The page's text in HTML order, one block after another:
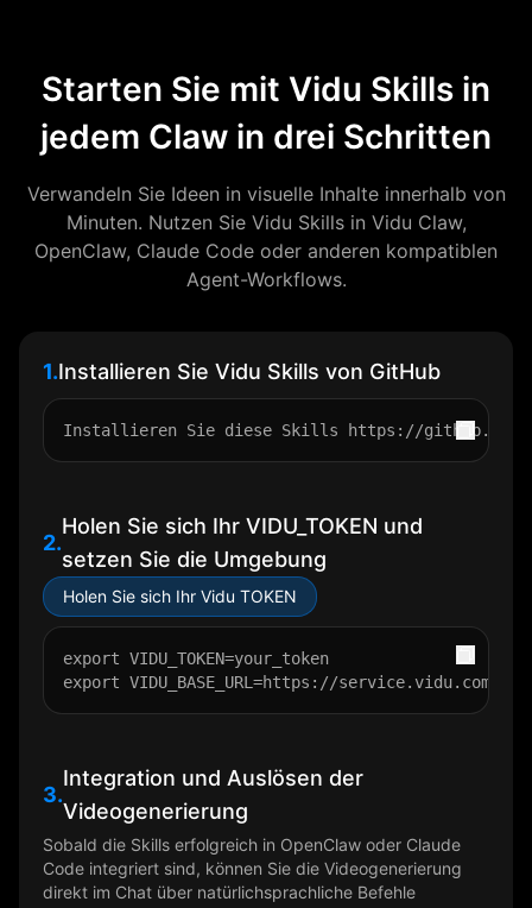
Starten Sie mit Vidu Skills in
jedem Claw in drei Schritten
Verwandeln Sie Ideen in visuelle Inhalte innerhalb von
Minuten. Nutzen Sie Vidu Skills in Vidu Claw,
OpenClaw, Claude Code oder anderen kompatiblen
Agent-Workflows.
1.Installieren Sie Vidu Skills von GitHub
Installieren Sie diese Skills https://
2.
Holen Sie sich Ihr VIDU_TOKEN und
setzen Sie die Umgebung
Holen Sie sich Ihr Vidu TOKEN
export VIDU_TOKEN=your_token
export VIDU_BASE_URL=https://service.vidu.com
3.
Integration und Auslösen der
Videogenerierung
Sobald die Skills erfolgreich in OpenClaw oder Claude
Code integriert sind, können Sie die Videogenerierung
direkt im Chat über natürlichsprachliche Befehle